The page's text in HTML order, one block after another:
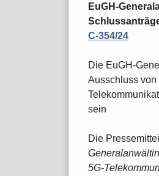
EuGH-
C-354/24
Die EuGH-
Ausschluss von
sein
Die
5G-